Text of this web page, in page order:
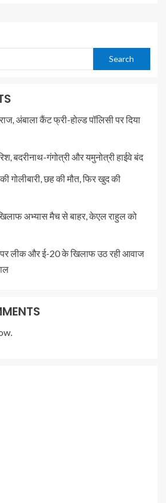
Search
अंबाला कैंट फ्री-होल्ड पॉलिसी पर दिया
बदरीनाथ-गंगोत्री और यमुनोत्री हाईवे बंद
गोलीबारी, छह की मौत, फिर खुद की
अभ्यास मैच से बाहर, केएल राहुल को
लीक और ई-20 के खिलाफ उठ रही आवाज